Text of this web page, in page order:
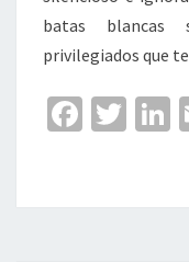
batas blancas
privilegiados que
Fa
o
T
er